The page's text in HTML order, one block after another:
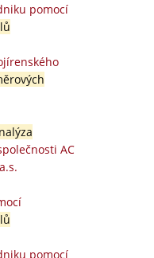
pomocí
AC
pomocí